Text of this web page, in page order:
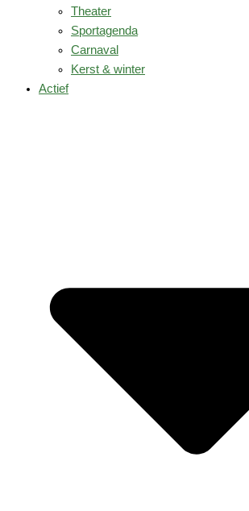
Theater
Sportagenda
Carnaval
Kerst & winter
Actief